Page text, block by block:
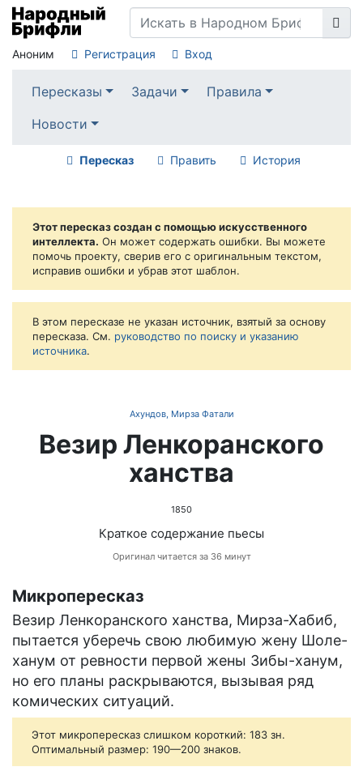
Аноним Регистрация Вход
Пересказы Задачи
Правила
Новости
Пересказ Править История
Этот пересказ создан с помощью искусственного
интеллекта. Он может содержать ошибки. Вы можете
помочь проекту, сверив его с оригинальным текстом,
исправив ошибки и убрав этот шаблон.
В этом пересказе не указан источник, взятый за основу
пересказа. См. руководство по поиску и указанию
источника.
Ахундов, Мирза Фатали
Везир Ленкоранского
ханства
1850
Краткое содержание пьесы
Оригинал читается за 36 минут
Микропересказ
Везир Ленкоранского ханства, Мирза-Хабиб,
пытается уберечь свою любимую жену Шоле-
ханум от ревности первой жены Зибы-ханум,
но его планы раскрываются, вызывая ряд
комических ситуаций.
Этот микропересказ слишком короткий: 183 зн.
Оптимальный размер: 190—200 знаков.